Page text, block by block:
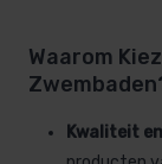
Waarom
Kwaliteit